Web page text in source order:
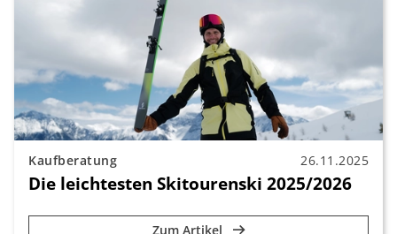
Kaufberatung 26.11.2025
Die leichtesten Skitourenski 2025/2026
Zum Artikel